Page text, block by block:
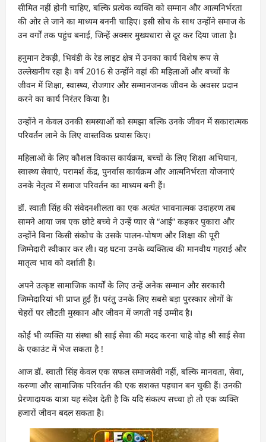
सीमित नहीं होनी चाहिए, बल्कि प्रत्येक व्यक्ति को सम्मान और आत्मनिर्भरता
की ओर ले जाने का माध्यम बननी चाहिए। इसी सोच के साथ उन्होंने समाज के
उन वर्गों तक पहुंच बनाई, जिन्हें अक्सर मुख्यधारा से दूर कर दिया जाता है।
हनुमान टेकड़ी, भिवंडी के रेड लाइट क्षेत्र में उनका कार्य विशेष रूप से
उल्लेखनीय रहा है। वर्ष 2016 से उन्होंने वहां की महिलाओं और बच्चों के
जीवन में शिक्षा, स्वास्थ्य, रोजगार और सम्मानजनक जीवन के अवसर प्रदान
करने का कार्य निरंतर किया है।
उन्होंने न केवल उनकी समस्याओं को समझा बल्कि उनके जीवन में सकारात्मक
परिवर्तन लाने के लिए वास्तविक प्रयास किए।
महिलाओं के लिए कौशल विकास कार्यक्रम, बच्चों के लिए शिक्षा अभियान,
स्वास्थ्य सेवाएं, परामर्श केंद्र, पुनर्वास कार्यक्रम और आत्मनिर्भरता योजनाएं
उनके नेतृत्व में समाज परिवर्तन का माध्यम बनी हैं।
डॉ. स्वाती सिंह की संवेदनशीलता का एक अत्यंत भावनात्मक उदाहरण तब
सामने आया जब एक छोटे बच्चे ने उन्हें प्यार से “आई” कहकर पुकारा और
उन्होंने बिना किसी संकोच के उसके पालन-पोषण और शिक्षा की पूरी
जिम्मेदारी स्वीकार कर ली। यह घटना उनके व्यक्तित्व की मानवीय गहराई और
मातृत्व भाव को दर्शाती है।
अपने उत्कृष्ट सामाजिक कार्यों के लिए उन्हें अनेक सम्मान और सरकारी
जिम्मेदारियां भी प्राप्त हुई हैं। परंतु उनके लिए सबसे बड़ा पुरस्कार लोगों के
चेहरों पर लौटती मुस्कान और जीवन में जगती नई उम्मीद है।
कोई भी व्यक्ति या संस्था श्री साई सेवा की मदद करना चाहे वोह श्री साई सेवा
के एकाउंट में भेज सकता है !
आज डॉ. स्वाती सिंह केवल एक सफल समाजसेवी नहीं, बल्कि मानवता, सेवा,
करुणा और सामाजिक परिवर्तन की एक सशक्त पहचान बन चुकी हैं। उनकी
प्रेरणादायक यात्रा यह संदेश देती है कि यदि संकल्प सच्चा हो तो एक व्यक्ति
हजारों जीवन बदल सकता है।